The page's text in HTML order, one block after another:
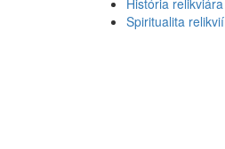
História relikviára
Spiritualita relikvií